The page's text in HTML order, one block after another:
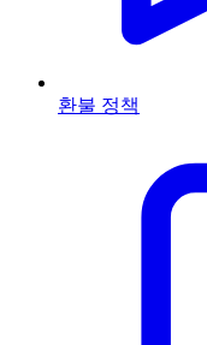
환불 정책